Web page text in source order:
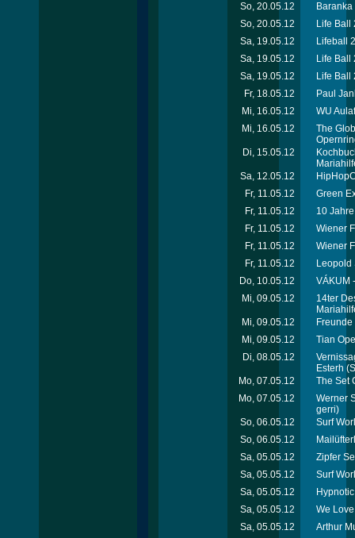
So, 20.05.12
So, 20.05.12
Life Ball
Sa, 19.05.12
Lifeball
Sa, 19.05.12
Life Ball
Sa, 19.05.12
Life Ball
Fr, 18.05.12
Paul
Mi, 16.05.12
WU
Mi, 16.05.12
The
Di, 15.05.12
Sa, 12.05.12
Fr, 11.05.12
Green
Fr, 11.05.12
10
Fr, 11.05.12
Wiener
Fr, 11.05.12
Wiener
Fr, 11.05.12
Leopold
Do, 10.05.12
VÁKUM
Mi, 09.05.12
14ter
Mi, 09.05.12
Mi, 09.05.12
Tian
Di, 08.05.12
Esterh
Mo, 07.05.12
The Set
Mo, 07.05.12
Werner
gerri)
So, 06.05.12
Surf
So, 06.05.12
Sa, 05.05.12
Zipfer
Sa, 05.05.12
Surf
Sa, 05.05.12
Sa, 05.05.12
We
Sa, 05.05.12
Arthur